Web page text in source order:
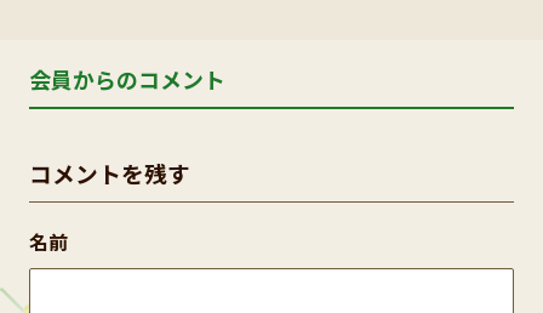
会員からのコメント
コメントを残す
名前